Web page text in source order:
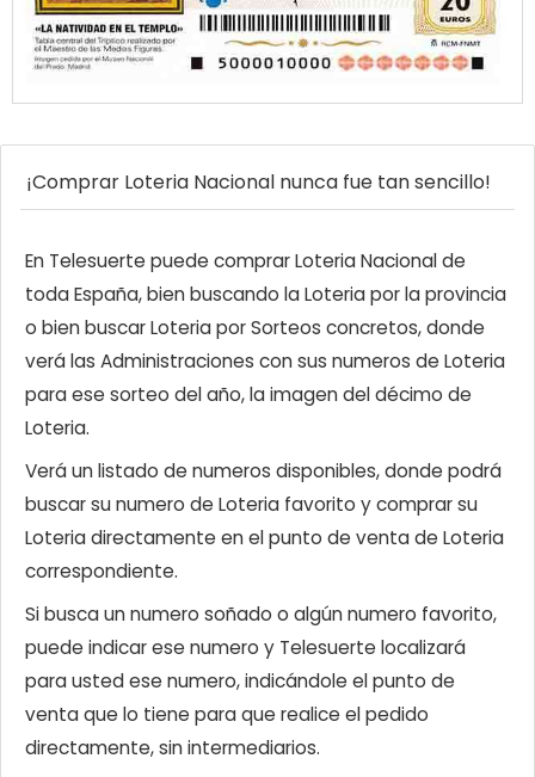
¡Comprar Loteria Nacional nunca fue tan sencillo!
En Telesuerte puede comprar Loteria Nacional de
toda España, bien buscando la Loteria por la provincia
o bien buscar Loteria por Sorteos concretos, donde
verá las Administraciones con sus numeros de Loteria
para ese sorteo del año, la imagen del décimo de
Loteria.
Verá un listado de numeros disponibles, donde podrá
buscar su numero de Loteria favorito y comprar su
Loteria directamente en el punto de venta de Loteria
correspondiente.
Si busca un numero soñado o algún numero favorito,
puede indicar ese numero y Telesuerte localizará
para usted ese numero, indicándole el punto de
venta que lo tiene para que realice el pedido
directamente, sin intermediarios.